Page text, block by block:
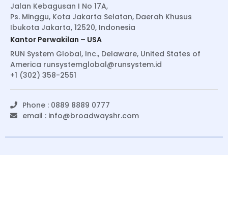
Jalan Kebagusan I No 17A,
Ps. Minggu, Kota Jakarta Selatan, Daerah Khusus
Ibukota Jakarta, 12520, Indonesia
Kantor Perwakilan – USA
RUN System Global, Inc., Delaware, United States of
America runsystemglobal@runsystem.id
+1 (302) 358-2551
Phone : 0889 8889 0777
email : info@broadwayshr.com